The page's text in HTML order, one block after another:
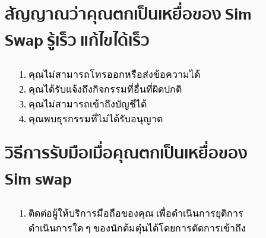
สัญญาณว่าคุณตกเป็นเหยื่อของ Sim
Swap รู้เร็ว แก้ไขได้เร็ว
คุณไม่สามารถโทรออกหรือส่งข้อความได้
คุณได้รับแจ้งถึงกิจกรรมที่อื่นที่ผิดปกติ
คุณไม่สามารถเข้าถึงบัญชีได้
คุณพบธุรกรรมที่ไม่ได้รับอนุญาต
วิธีการรับมือเมื่อคุณตกเป็นเหยื่อของ
Sim swap
ติดต่อผู้ให้บริการมือถือของคุณ เพื่อดำเนินการยุติการ
ดำเนินการใด ๆ ของนักต้มตุ๋นได้โดยการตัดการเข้าถึง